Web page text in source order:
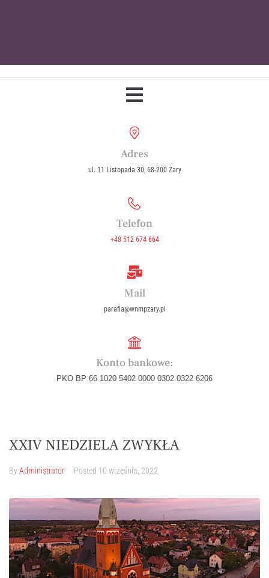
Adres
ul. 11 Listopada 30, 68-200 Żary
Telefon
+48 512 674 664
Mail
parafia@wnmpzary.pl
Konto bankowe:
PKO BP 66 1020 5402 0000 0302 0322 6206
XXIV NIEDZIELA ZWYKŁA
ByAdministrator Posted 10 września, 2022